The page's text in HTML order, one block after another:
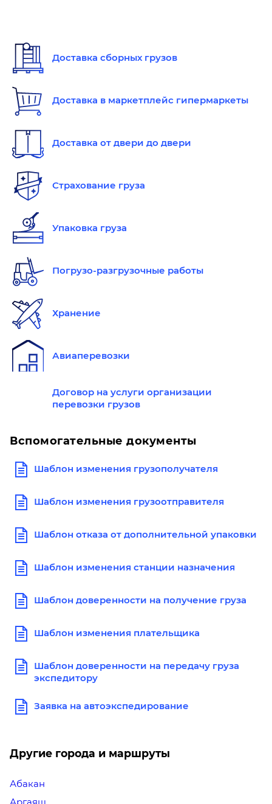
Доставка сборных грузов
Доставка в маркетплейс гипермаркеты
Доставка от двери до двери
Страхование груза
Упаковка груза
Погрузо-разгрузочные работы
Хранение
Авиаперевозки
Договор на услуги организации
перевозки грузов
Вспомогательные документы
Шаблон изменения грузополучателя
Шаблон изменения грузоотправителя
Шаблон отказа от дополнительной упаковки
Шаблон изменения станции назначения
Шаблон доверенности на получение груза
Шаблон изменения плательщика
Шаблон доверенности на передачу груза
экспедитору
Заявка на автоэкспедирование
Другие города и маршруты
Абакан